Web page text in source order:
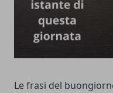
Le frasi del